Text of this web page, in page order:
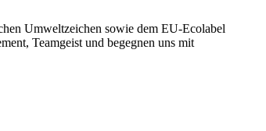
Umweltzeichen sowie dem EU-Ecolabel
Teamgeist und begegnen uns mit